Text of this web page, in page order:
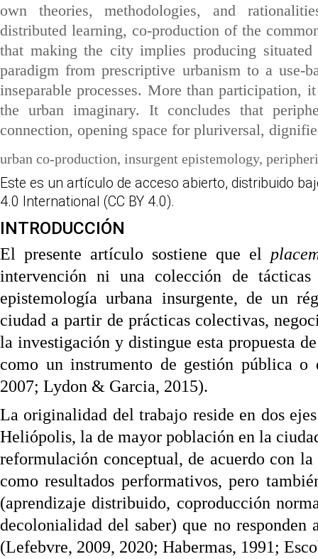
own theories, methodologies, and
distributed learning, co-production of the
that making the city implies producing
paradigm from prescriptive urbanism to a use-
inseparable processes. More than
the urban imaginary. It concludes that
connection, opening space for pluriversal,
urban co-production, insurgent epistemology,
Este es un artículo de acceso abierto, distribuido
4.0 International (CC BY 4.0).
INTRODUCCIÓN
El presente artículo sostiene que el
intervención ni una colección de
epistemología urbana insurgente, de un
ciudad a partir de prácticas colectivas,
la investigación y distingue esta propuesta
como un instrumento de gestión pública
2007; Lydon & Garcia, 2015).
La originalidad del trabajo reside en dos
Heliópolis, la de mayor población en la
reformulación conceptual, de acuerdo con
como resultados performativos, pero
(aprendizaje distribuido, coproducción
decolonialidad del saber) que no
(Lefebvre, 2009, 2020; Habermas, 1991;